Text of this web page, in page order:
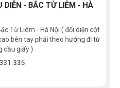
DIỄN - BẮC TỪ LIÊM - HÀ
Từ Liêm - Hà Nội ( đối diện cột
bên tay phải theo hướng đi từ
cầu giấy )